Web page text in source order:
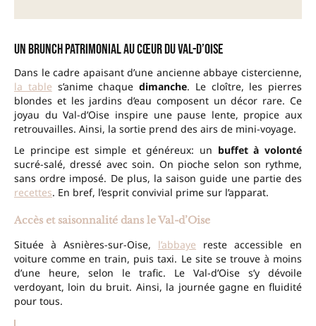
Un brunch patrimonial au cœur du Val-d’Oise
Dans le cadre apaisant d’une ancienne abbaye cistercienne,
la table s’anime chaque dimanche. Le cloître, les pierres
blondes et les jardins d’eau composent un décor rare. Ce
joyau du Val-d’Oise inspire une pause lente, propice aux
retrouvailles. Ainsi, la sortie prend des airs de mini-voyage.
Le principe est simple et généreux: un buffet à volonté
sucré-salé, dressé avec soin. On pioche selon son rythme,
sans ordre imposé. De plus, la saison guide une partie des
recettes. En bref, l’esprit convivial prime sur l’apparat.
Accès et saisonnalité dans le Val-d’Oise
Située à Asnières-sur-Oise, l’abbaye reste accessible en
voiture comme en train, puis taxi. Le site se trouve à moins
d’une heure, selon le trafic. Le Val-d’Oise s’y dévoile
verdoyant, loin du bruit. Ainsi, la journée gagne en fluidité
pour tous.